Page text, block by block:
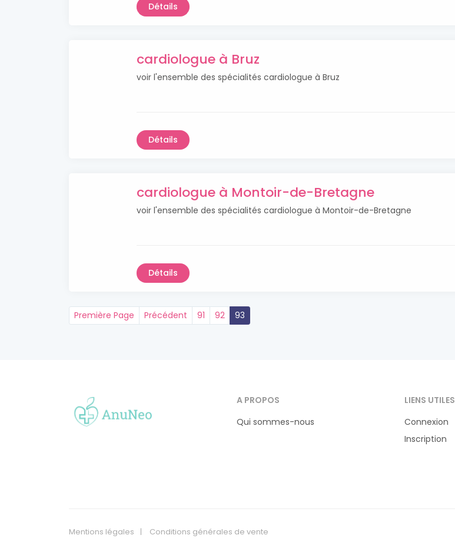
Détails
cardiologue à Bruz
voir l'ensemble des spécialités cardiologue à Bruz
Détails
cardiologue à Montoir-de-Bretagne
voir l'ensemble des spécialités cardiologue à Montoir-de-Bretagne
Détails
Première Page Précédent 91 92 93
A PROPOS
Qui sommes-nous
LIENS UTILES
Connexion
Inscription
Mentions légales Conditions générales de vente